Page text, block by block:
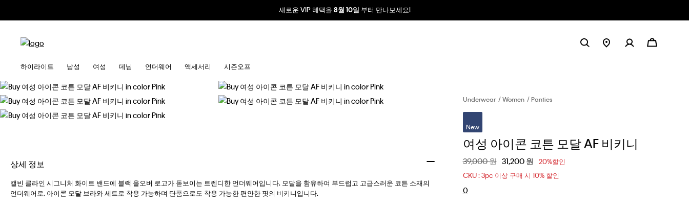
새로운 VIP 혜택을 8월 10일 부터 만나보세요!
하이라이트 남성 여성 데님 언더웨어 액세서리 시즌오프
상세 정보
캘빈 클라인 시그니처 화이트 밴드에 블랙 올오버 로고가 돋보이는 트렌디한 언더웨어입니다. 모달을 함유하여 부드럽고 고급스러운 코튼 소재의
언더웨어로, 아이콘 모달 브라와 세트로 착용 가능하며 단품으로도 착용 가능한 편안한 핏의 비키니입니다.
Underwear Women Panties
New
여성 아이콘 코튼 모달 AF 비키니
할인 전 가격
39,000 원할인된 가격
31,200 원
20%할인
CKU : 3pc 이상 구매 시 10% 할인
0